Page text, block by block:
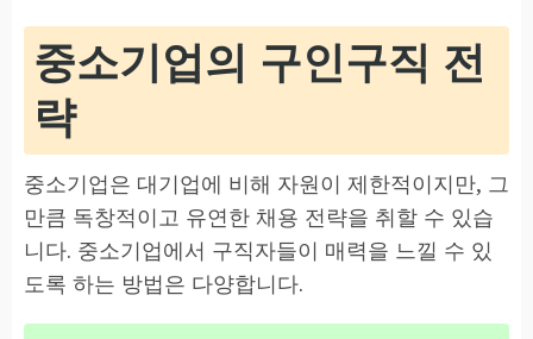
중소기업의 구인구직 전
략
중소기업은 대기업에 비해 자원이 제한적이지만, 그
만큼 독창적이고 유연한 채용 전략을 취할 수 있습
니다. 중소기업에서 구직자들이 매력을 느낄 수 있
도록 하는 방법은 다양합니다.